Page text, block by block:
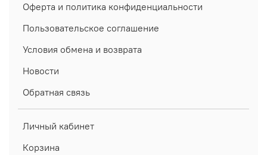
Оферта и политика конфиденциальности
Пользовательское соглашение
Условия обмена и возврата
Новости
Обратная связь
Личный кабинет
Корзина